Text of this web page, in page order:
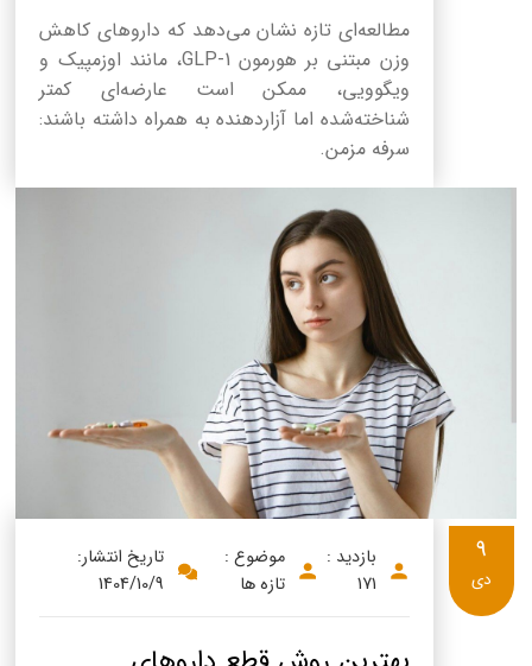
مطالعه‌ای تازه نشان می‌دهد که داروهای کاهش
وزن مبتنی بر هورمون GLP-1، مانند اوزمپیک و
ویگوویی، ممکن است عارضه‌ای کمتر
شناخته‌شده اما آزاردهنده به همراه داشته باشند:
سرفه مزمن.
بازدید :
171
موضوع :
تازه ها
تاریخ انتشار:
1404/10/9
9
دی